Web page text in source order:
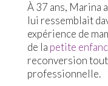
À 37 ans, Marina
lui ressemblait
expérience de
de la petite
reconversion
professionnelle.